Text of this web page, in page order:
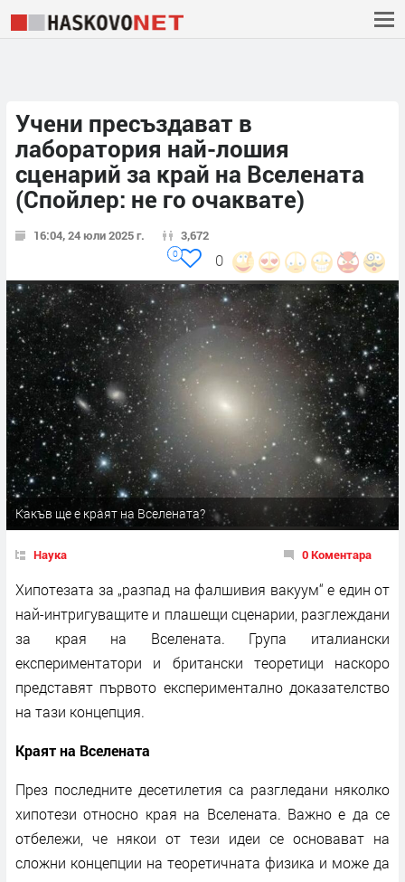
Учени пресъздават в
лаборатория най-лошия
сценарий за край на Вселената
(Спойлер: не го очаквате)
16:04, 24 юли 2025 г. 3,672
0
0
Какъв ще е краят на Вселената?
Наука 0 Коментара
Хипотезата за „разпад на фалшивия вакуум“ е един от
най-интригуващите и плашещи сценарии, разглеждани
за края на Вселената. Група италиански
експериментатори и британски теоретици наскоро
представят първото експериментално доказателство
на тази концепция.
Краят на Вселената
През последните десетилетия са разгледани няколко
хипотези относно края на Вселената. Важно е да се
отбележи, че някои от тези идеи се основават на
сложни концепции на теоретичната физика и може да